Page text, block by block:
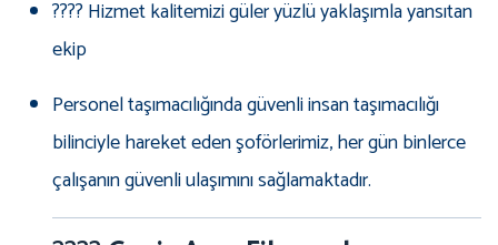
???? Hizmet kalitemizi güler yüzlü yaklaşımla yansıtan
ekip
Personel taşımacılığında güvenli insan taşımacılığı
bilinciyle hareket eden şoförlerimiz, her gün binlerce
çalışanın güvenli ulaşımını sağlamaktadır.